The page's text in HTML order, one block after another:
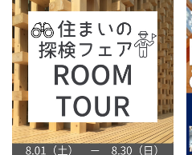
栃木
群馬
奈良
滋賀
和歌山
愛媛
鳥取
島根
広島
佐賀
熊本
大分
宮崎
※現住所のある都道府県以外の建築
くの展示場又は店舗にお問合せくだ
応します。お気軽にご相談ください
茨城県
水戸
栃木県
宇都宮
小山
群馬県
群馬
伊勢崎
愛媛県
松山
佐賀県
佐賀
熊本県
熊本
大分県
大分
宮崎県
宮崎
鹿児島県
鹿児島